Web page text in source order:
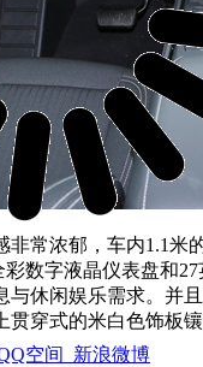
非常浓郁，车内1.1米
彩数字液晶仪表盘和
与休闲娱乐需求。并
贯穿式的米白色饰板
空间 新浪微博